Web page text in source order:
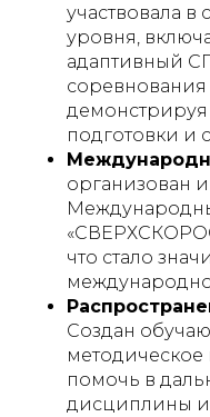
участвовала
уровня,
адаптивный
соревнования
подготовки и
организован
что стало
Создан
помочь в
дисциплины и